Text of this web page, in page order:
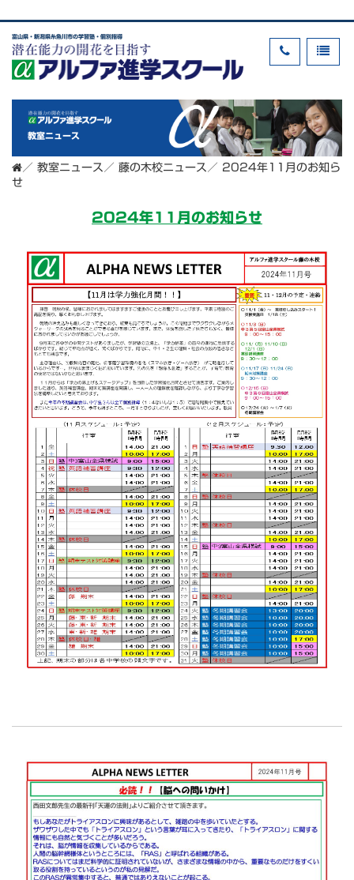
富山県・新潟県糸魚川市の学習塾・個別指導
教室ニュース
／ 教室ニュース ／ 藤の木校ニュース ／ 2024年11月のお知ら
せ
2024年11月のお知らせ